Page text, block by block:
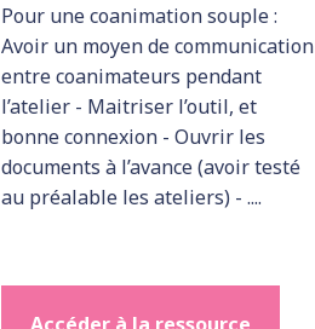
Pour une coanimation souple :
Avoir un moyen de communication
entre coanimateurs pendant
l’atelier - Maitriser l’outil, et
bonne connexion - Ouvrir les
documents à l’avance (avoir testé
au préalable les ateliers) - ....
Accéder à la ressource